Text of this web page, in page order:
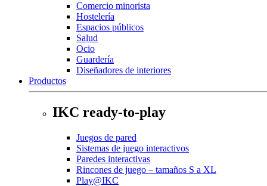
Comercio minorista
Hostelería
Espacios públicos
Salud
Ocio
Guardería
Diseñadores de interiores
Productos
IKC ready-to-play
Juegos de pared
Sistemas de juego interactivos
Paredes interactivas
Rincones de juego – tamaños S a XL
Play@IKC